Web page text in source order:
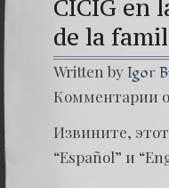
CICIG en
de la
Written by Igor
Комментарии
Извините,
“Español” и